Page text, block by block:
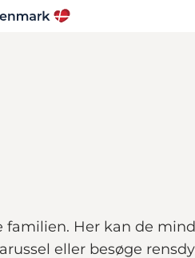
Her kan de
eller besøge